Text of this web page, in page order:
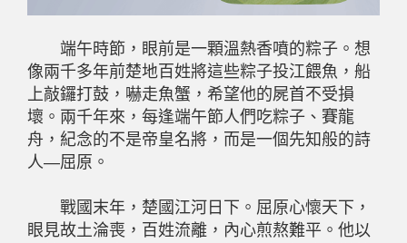
端午時節，眼前是一顆溫熱香噴的粽子。想
像兩千多年前楚地百姓將這些粽子投江餵魚，船
上敲鑼打鼓，嚇走魚蟹，希望他的屍首不受損
壞。兩千年來，每逢端午節人們吃粽子、賽龍
舟，紀念的不是帝皇名將，而是一個先知般的詩
人—屈原。
戰國末年，楚國江河日下。屈原心懷天下，
眼見故土淪喪，百姓流離，內心煎熬難平。他以